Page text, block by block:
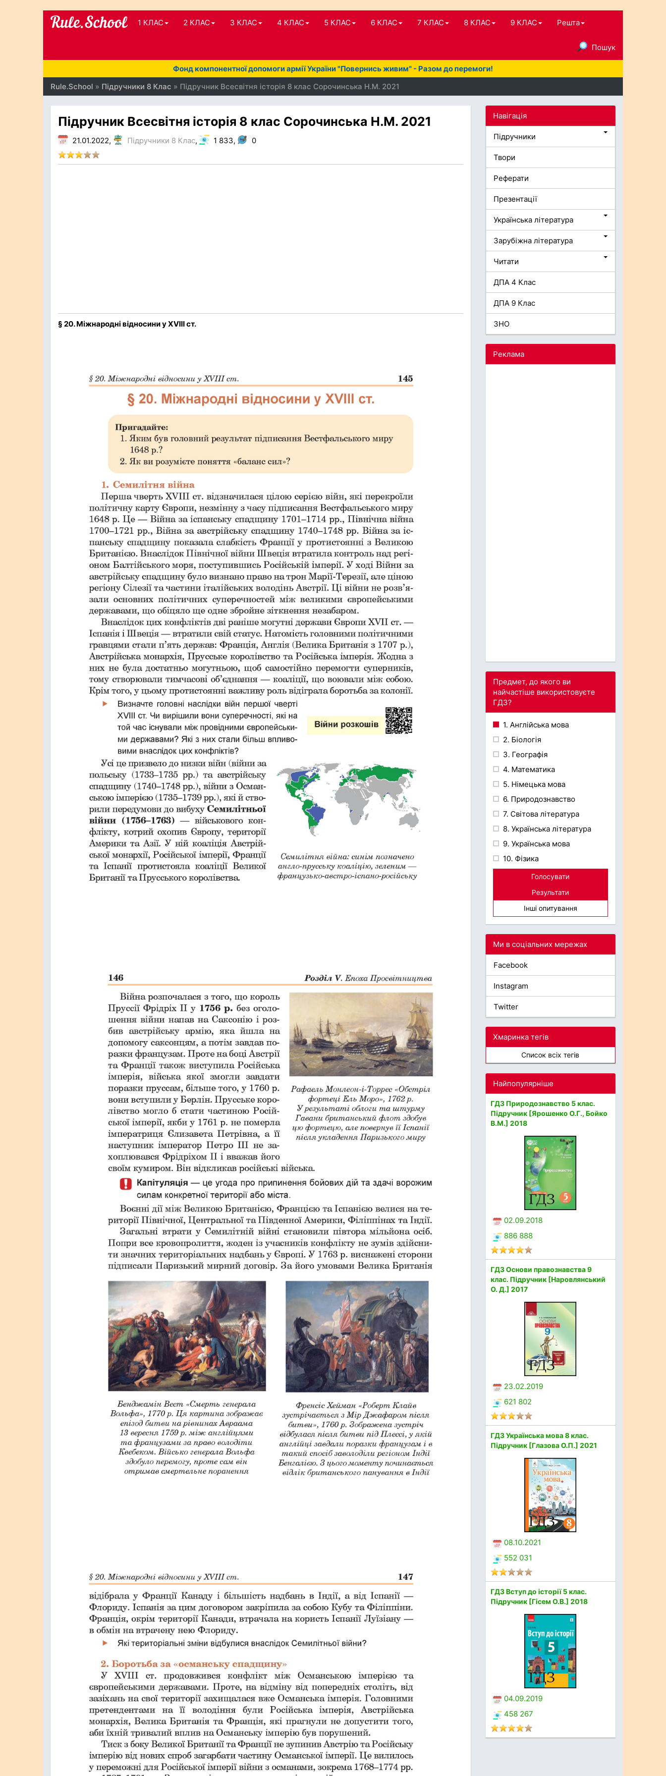
1 КЛАС 2 КЛАС 3 КЛАС 4 КЛАС 5 КЛАС 6 КЛАС 7 КЛАС 8 КЛАС 9 КЛАС Решта
Пошук
Фонд компонентної допомоги армії України "Повернись живим" - Разом до перемоги!
Rule.School » Підручники 8 Клас » Підручник Всесвітня історія 8 клас Сорочинська Н.М. 2021
Підручник Всесвітня історія 8 клас Сорочинська Н.М. 2021
21.01.2022, Підручники 8 Клас, 1 833, 0
§ 20. Міжнародні відносини у XVIII ст.
Навігація
Підручники
Твори
Реферати
Презентації
Українська література
Зарубіжна література
Читати
ДПА 4 Клас
ДПА 9 Клас
ЗНО
Реклама
Предмет, до якого ви
найчастіше використовуєте
ГДЗ?
1. Англійська мова
2. Біологія
3. Географія
4. Математика
5. Німецька мова
6. Природознавство
7. Світова література
8. Українська література
9. Українська мова
10. Фізика
Голосувати
Результати
Інші опитування
Ми в соціальних мережах
Facebook
Instagram
Twitter
Хмаринка тегів
Список всіх тегів
Найпопулярніше
ГДЗ Природознавство 5 клас.
Підручник [Ярошенко О.Г., Бойко
В.М.] 2018
02.09.2018
886 888
ГДЗ Основи правознавства 9
клас. Підручник [Наровлянський
О. Д.] 2017
23.02.2019
621 802
ГДЗ Українська мова 8 клас.
Підручник [Глазова О.П.] 2021
08.10.2021
552 031
ГДЗ Вступ до історії 5 клас.
Підручник [Гісем О.В.] 2018
04.09.2019
458 267